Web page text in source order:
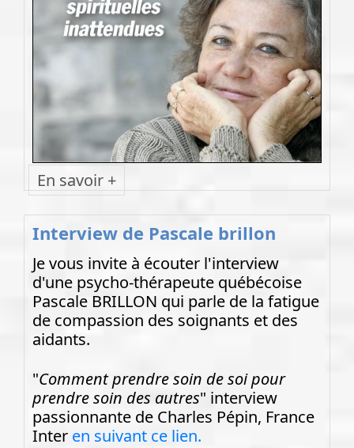
En savoir +
Interview de Pascale brillon
Je vous invite à écouter l'interview
d'une psycho-thérapeute québécoise
Pascale BRILLON qui parle de la fatigue
de compassion des soignants et des
aidants.
"Comment prendre soin de soi pour
prendre soin des autres" interview
passionnante de Charles Pépin, France
Inter en suivant ce lien.